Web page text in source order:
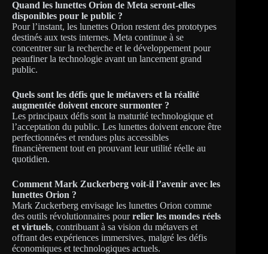
Quand les lunettes Orion de Meta seront-elles
disponibles pour le public ?
Pour l’instant, les lunettes Orion restent des prototypes
destinés aux tests internes. Meta continue à se
concentrer sur la recherche et le développement pour
peaufiner la technologie avant un lancement grand
public.
Quels sont les défis que le métavers et la réalité
augmentée doivent encore surmonter ?
Les principaux défis sont la maturité technologique et
l’acceptation du public. Les lunettes doivent encore être
perfectionnées et rendues plus accessibles
financièrement tout en prouvant leur utilité réelle au
quotidien.
Comment Mark Zuckerberg voit-il l’avenir avec les
lunettes Orion ?
Mark Zuckerberg envisage les lunettes Orion comme
des outils révolutionnaires pourrelier les mondes réels
et virtuels, contribuant à sa vision du métavers et
offrant des expériences immersives, malgré les défis
économiques et technologiques actuels.